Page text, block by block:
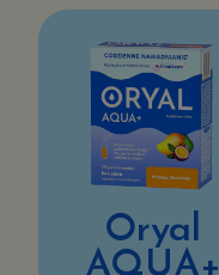
Oryal
AQUA+